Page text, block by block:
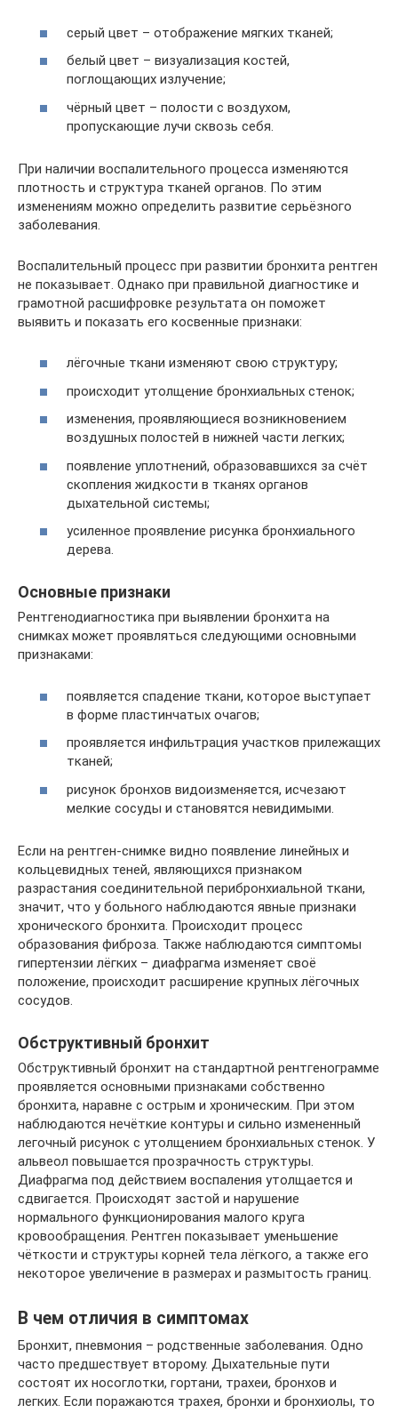
серый цвет – отображение мягких тканей;
белый цвет – визуализация костей,
поглощающих излучение;
чёрный цвет – полости с воздухом,
пропускающие лучи сквозь себя.
При наличии воспалительного процесса изменяются
плотность и структура тканей органов. По этим
изменениям можно определить развитие серьёзного
заболевания.
Воспалительный процесс при развитии бронхита рентген
не показывает. Однако при правильной диагностике и
грамотной расшифровке результата он поможет
выявить и показать его косвенные признаки:
лёгочные ткани изменяют свою структуру;
происходит утолщение бронхиальных стенок;
изменения, проявляющиеся возникновением
воздушных полостей в нижней части легких;
появление уплотнений, образовавшихся за счёт
скопления жидкости в тканях органов
дыхательной системы;
усиленное проявление рисунка бронхиального
дерева.
Основные признаки
Рентгенодиагностика при выявлении бронхита на
снимках может проявляться следующими основными
признаками:
появляется спадение ткани, которое выступает
в форме пластинчатых очагов;
проявляется инфильтрация участков прилежащих
тканей;
рисунок бронхов видоизменяется, исчезают
мелкие сосуды и становятся невидимыми.
Если на рентген-снимке видно появление линейных и
кольцевидных теней, являющихся признаком
разрастания соединительной перибронхиальной ткани,
значит, что у больного наблюдаются явные признаки
хронического бронхита. Происходит процесс
образования фиброза. Также наблюдаются симптомы
гипертензии лёгких – диафрагма изменяет своё
положение, происходит расширение крупных лёгочных
сосудов.
Обструктивный бронхит
Обструктивный бронхит на стандартной рентгенограмме
проявляется основными признаками собственно
бронхита, наравне с острым и хроническим. При этом
наблюдаются нечёткие контуры и сильно измененный
легочный рисунок с утолщением бронхиальных стенок. У
альвеол повышается прозрачность структуры.
Диафрагма под действием воспаления утолщается и
сдвигается. Происходят застой и нарушение
нормального функционирования малого круга
кровообращения. Рентген показывает уменьшение
чёткости и структуры корней тела лёгкого, а также его
некоторое увеличение в размерах и размытость границ.
В чем отличия в симптомах
Бронхит, пневмония – родственные заболевания. Одно
часто предшествует второму. Дыхательные пути
состоят их носоглотки, гортани, трахеи, бронхов и
легких. Если поражаются трахея, бронхи и бронхиолы, то